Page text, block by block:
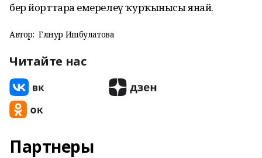
бер йорттарға емерелеү ҡурҡынысы янай.
Автор: Гөлнур Ишбулатова
Читайте нас
Партнеры